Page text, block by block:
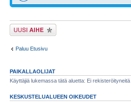
Lähetä uusi viesti
Paluu Etusivu
PAIKALLAOLIJAT
Käyttäjiä lukemassa tätä aluetta: Ei
KESKUSTELUALUEEN OIKEUDET